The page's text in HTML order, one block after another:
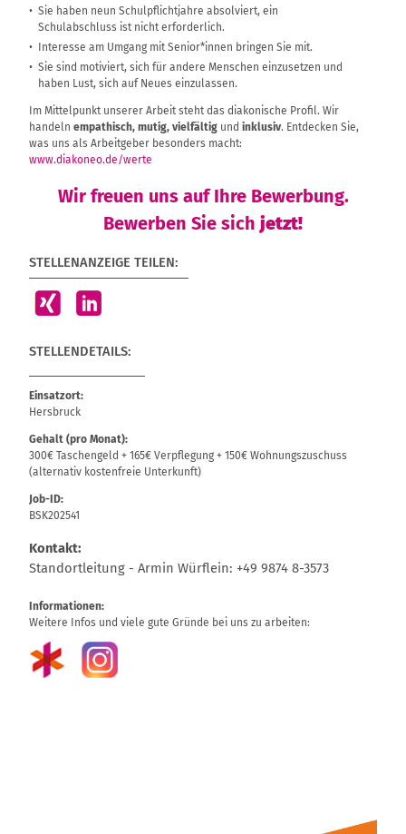
Sie haben neun Schulpflichtjahre absolviert, ein
Schulabschluss ist nicht erforderlich.
Interesse am Umgang mit Senior*innen bringen Sie mit.
Sie sind motiviert, sich für andere Menschen einzusetzen und
haben Lust, sich auf Neues einzulassen.
Im Mittelpunkt unserer Arbeit steht das diakonische Profil. Wir
handeln empathisch, mutig, vielfältig und inklusiv. Entdecken Sie,
was uns als Arbeitgeber besonders macht:
www.diakoneo.de/werte
Wir freuen uns auf Ihre Bewerbung.
Bewerben Sie sich jetzt!
STELLENANZEIGE TEILEN:
STELLENDETAILS:
Einsatzort:
Hersbruck
Gehalt (pro Monat):
300€ Taschengeld + 165€ Verpflegung + 150€ Wohnungszuschuss
(alternativ kostenfreie Unterkunft)
Job-ID:
BSK202541
Kontakt:
Standortleitung - Armin Würflein: +49 9874 8-3573
Informationen:
Weitere Infos und viele gute Gründe bei uns zu arbeiten: